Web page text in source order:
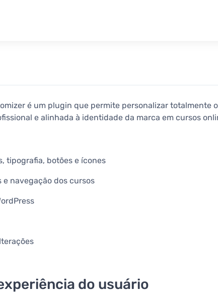
é um plugin que permite personalizar
e alinhada à identidade da marca em cursos
tipografia, botões e ícones
navegação dos cursos
do usuário